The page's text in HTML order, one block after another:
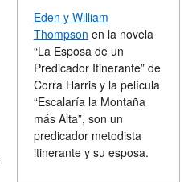
Eden y William
Thompson en la novela
“La Esposa de un
Predicador Itinerante” de
Corra Harris y la película
“Escalaría la Montaña
más Alta”, son un
predicador metodista
itinerante y su esposa.